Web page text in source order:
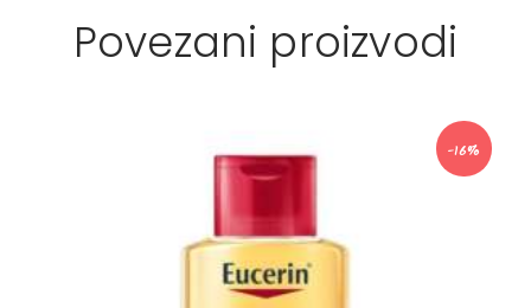
Povezani proizvodi
-16%